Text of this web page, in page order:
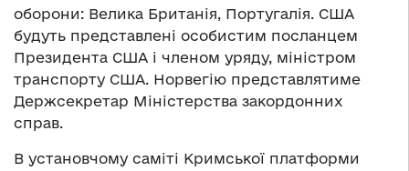
оборони: Велика Британія, Португалія. США
будуть представлені особистим посланцем
Президента США і членом уряду, міністром
транспорту США. Норвегію представлятиме
Держсекретар Міністерства закордонних
справ.
В установчому саміті Кримської платформи